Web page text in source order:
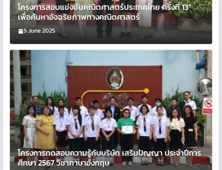
โครงการสอบแข่งขันคณิตศาสตร์ประเทศไทย ครั้งที่ 13″
เพื่อค้นหาอัจฉริยภาพทางคณิตศาสตร์
5 June 2025
โครงการทดสอบความรู้กับบริษัท เสริมปัญญา ประจำปีการ
ศึกษา 2567 วิชาภาษาอังกฤษ